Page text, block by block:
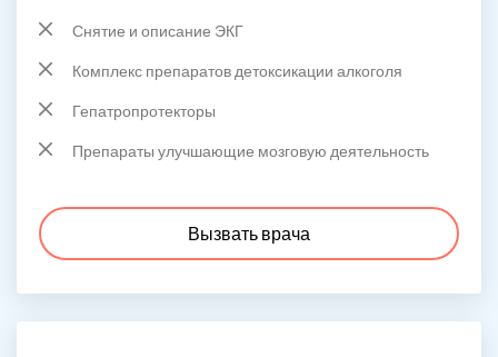
Снятие и описание ЭКГ
Комплекс препаратов детоксикации алкоголя
Гепатропротекторы
Препараты улучшающие мозговую деятельность
Вызвать врача